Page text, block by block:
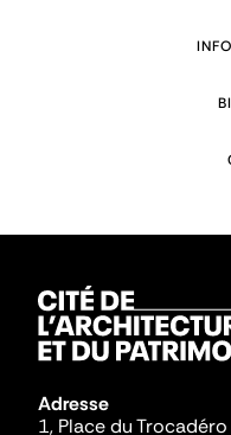
Adresse
1, Place du